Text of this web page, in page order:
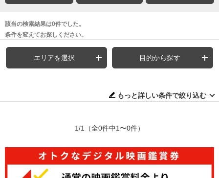
該当の検索結果は0件でした。
条件を変えてお探しください。
エリアを選択 目的から探す
もっと詳しい条件で絞り込む
1/1 （全0件中1〜0件）